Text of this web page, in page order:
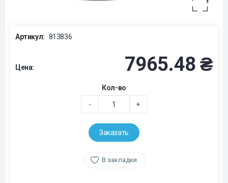
Артикул: 813836
Цена: 7965.48 ₴
Кол-во
- +
Заказать
В закладки